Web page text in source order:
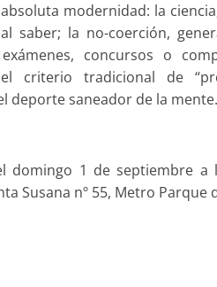
modernidad: la
saber; la no-coerción,
concursos o
criterio tradicional de
deporte saneador de la
domingo 1 de septiembre
Susana nº 55, Metro Parque